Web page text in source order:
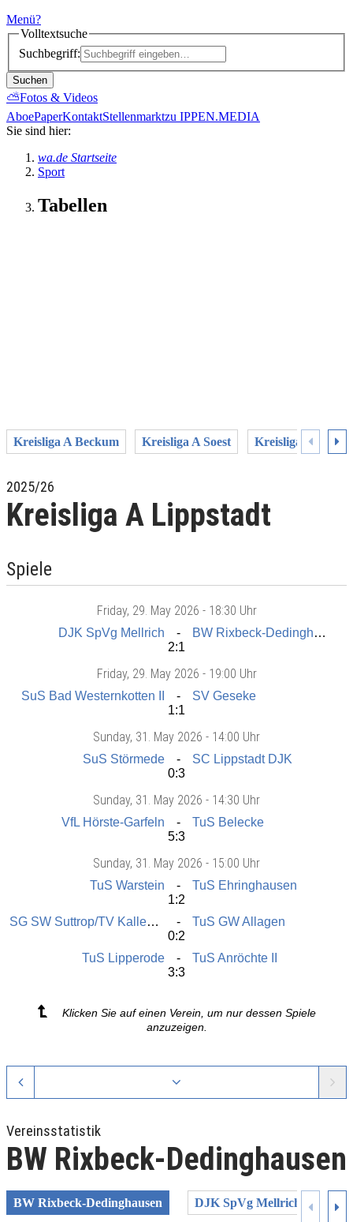
Menü?
Volltextsuche
Suchbegriff:
Suchen
⛅Fotos & Videos
AboePaperKontaktStellenmarktzu IPPEN.MEDIA
Sie sind hier:
wa.de Startseite
Sport
Tabellen
Kreisliga A Beckum Kreisliga A Soest Kreisliga A1
2025/26
Kreisliga A Lippstadt
Spiele
Friday, 29. May 2026 - 18:30 Uhr
DJK SpVg Mellrich
BW Rixbeck-Dedinghausen
2:1
Friday, 29. May 2026 - 19:00 Uhr
SuS Bad Westernkotten II
SV Geseke
1:1
Sunday, 31. May 2026 - 14:00 Uhr
SuS Störmede
SC Lippstadt DJK
0:3
Sunday, 31. May 2026 - 14:30 Uhr
VfL Hörste-Garfeln
TuS Belecke
5:3
Sunday, 31. May 2026 - 15:00 Uhr
TuS Warstein
TuS Ehringhausen
1:2
SG SW Suttrop/TV Kallenhardt
TuS GW Allagen
0:2
TuS Lipperode
TuS Anröchte II
3:3
Klicken Sie auf einen Verein, um nur dessen Spiele
anzuzeigen.
Vereinsstatistik
BW Rixbeck-Dedinghausen
BW Rixbeck-Dedinghausen DJK SpVg Mellrich